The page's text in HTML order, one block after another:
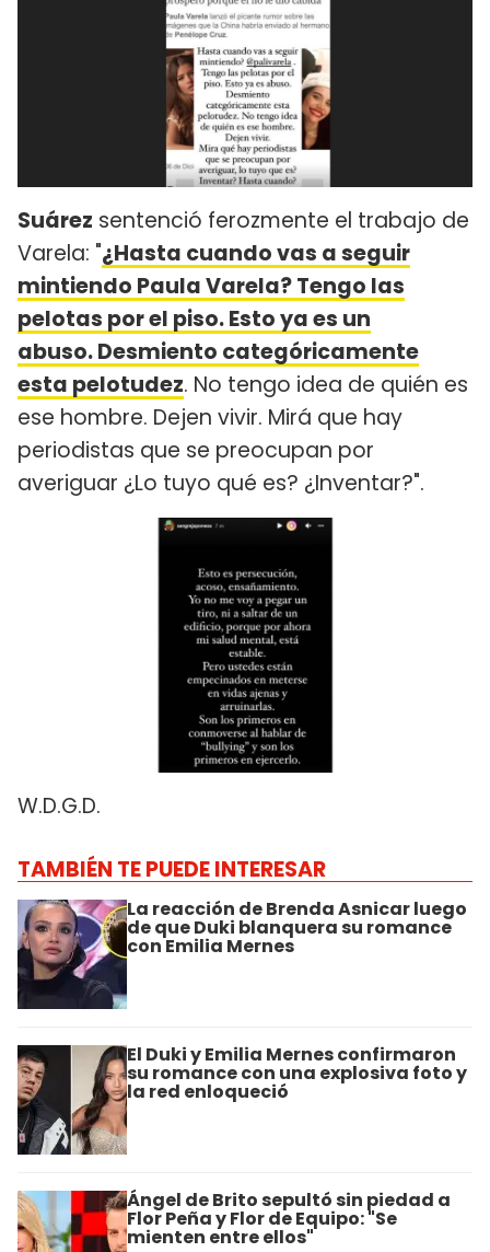
Suárez sentenció ferozmente el trabajo de
Varela: "¿Hasta cuando vas a seguir
mintiendo Paula Varela?Tengo las
pelotas por el piso. Esto ya es un
abuso.Desmiento categóricamente
esta pelotudez. No tengo idea de quién es
ese hombre. Dejen vivir. Mirá que hay
periodistas que se preocupan por
averiguar ¿Lo tuyo qué es? ¿Inventar?".
W.D.G.D.
TAMBIÉN TE PUEDE INTERESAR
La reacción de Brenda Asnicar luego
de que Duki blanquera su romance
con Emilia Mernes
El Duki y Emilia Mernes confirmaron
su romance con una explosiva foto y
la red enloqueció
Ángel de Brito sepultó sin piedad a
Flor Peña y Flor de Equipo: "Se
mienten entre ellos"